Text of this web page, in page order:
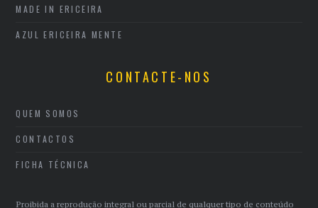
MADE IN ERICEIRA
AZUL ERICEIRA MENTE
CONTACTE-NOS
QUEM SOMOS
CONTACTOS
FICHA TÉCNICA
Proibida a reprodução integral ou parcial de qualquer tipo de conteúdo